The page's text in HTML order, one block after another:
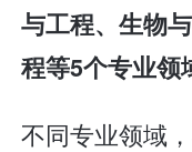
与工程、生物
程等5个专业领
不同专业领域